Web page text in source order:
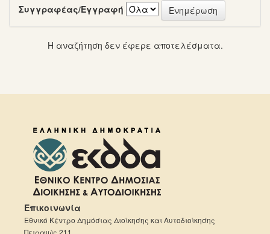
Συγγραφέας/Εγγραφή
Η αναζήτηση δεν έφερε αποτελέσματα.
Επικοινωνία
Εθνικό Κέντρο Δημόσιας Διοίκησης και Αυτοδιοίκησης
Πειραιώς 211,